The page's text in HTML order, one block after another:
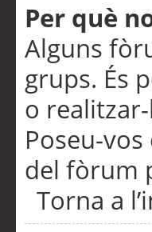
Per què
Alguns
grups. És
o
Poseu-
del fòrum
Torna a